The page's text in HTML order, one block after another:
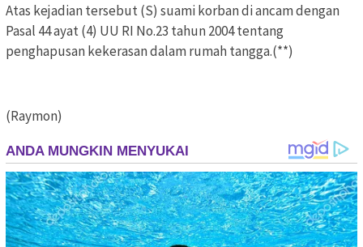
Atas kejadian tersebut (S) suami korban di ancam dengan
Pasal 44 ayat (4) UU RI No.23 tahun 2004 tentang
penghapusan kekerasan dalam rumah tangga.(**)
(Raymon)